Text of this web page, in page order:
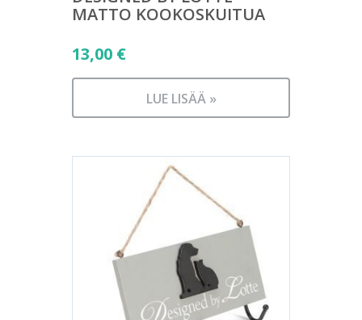
MATTO KOOKOSKUITUA
13,00 €
LUE LISÄÄ »